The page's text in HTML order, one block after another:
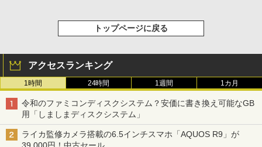
トップページに戻る
アクセスランキング
1時間 24時間 1週間 1カ月
令和のファミコンディスクシステム？安価に書き換え可能なGB
用「しましまディスクシステム」
ライカ監修カメラ搭載の6.5インチスマホ「AQUOS R9」が